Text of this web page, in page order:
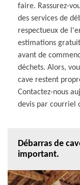
faire. Rassurez-
des services de
respectueux de
estimations
avant de
déchets. Alors,
cave restent
Contactez-nous
devis par courriel
Débarras de
important.